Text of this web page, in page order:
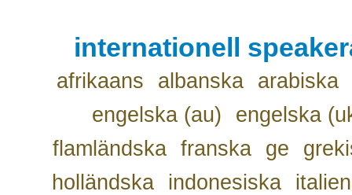
internationell
afrikaans albanska
arabiska
engelska (au)
engelska
flamländska franska ge
holländska
indonesiska